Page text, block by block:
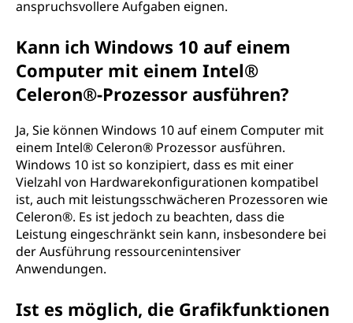
anspruchsvollere Aufgaben eignen.
Kann ich Windows 10 auf einem
Computer mit einem Intel®
Celeron®-Prozessor ausführen?
Ja, Sie können Windows 10 auf einem Computer mit
einem Intel® Celeron® Prozessor ausführen.
Windows 10 ist so konzipiert, dass es mit einer
Vielzahl von Hardwarekonfigurationen kompatibel
ist, auch mit leistungsschwächeren Prozessoren wie
Celeron®. Es ist jedoch zu beachten, dass die
Leistung eingeschränkt sein kann, insbesondere bei
der Ausführung ressourcenintensiver
Anwendungen.
Ist es möglich, die Grafikfunktionen